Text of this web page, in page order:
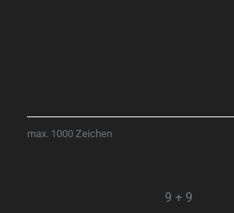
max. 1000 Zeichen